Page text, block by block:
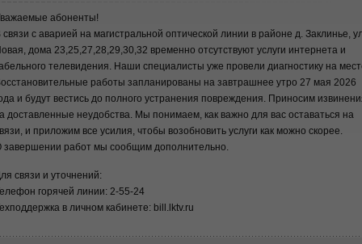
абоненты!
связи с аварией на магистральной оптической линии в районе д. Заклинье,
дома 23,25,27,28,29,30,32 временно отсутствуют услуги интернета и
телевидения. Наши специалисты уже провели диагностику на
работы запланированы на завтрашнее утро 27 мая 2026
и будут вестись до полного устранения повреждения. Приносим
доставленные неудобства. Мы понимаем, как важно для вас оставаться на
и приложим все усилия, чтобы возобновить услуги как можно скорее.
завершении работ мы сообщим дополнительно.
связи и уточнений:
горячей линии: 2-55-24
в личном кабинете: bill.lktv.ru